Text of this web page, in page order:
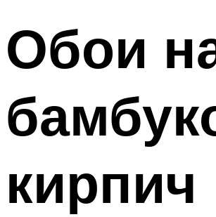
Обои
кирпич